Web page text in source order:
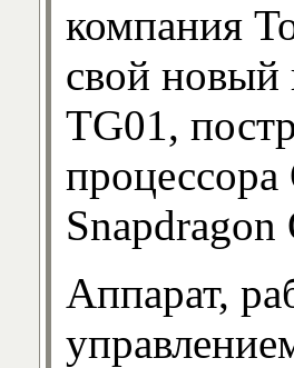
компания
свой новый
TG01,
Аппарат,